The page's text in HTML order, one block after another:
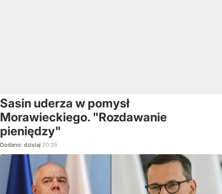
Sasin uderza w pomysł
Morawieckiego. "Rozdawanie
pieniędzy"
Dodano: dzisiaj 20:35